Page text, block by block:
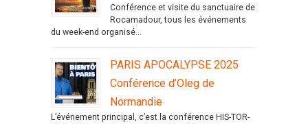
Conférence et visite du sanctuaire de
Rocamadour, tous les événements
du week-end organisé...
PARIS APOCALYPSE 2025
Conférence d’Oleg de
Normandie
L’événement principal, c’est la conférence HIS-TOR-